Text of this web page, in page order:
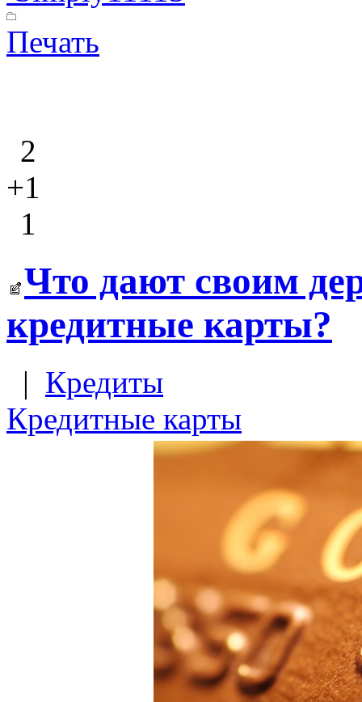
Печать
2
+1
1
Что дают своим
кредитные карты?
| Кредиты
Кредитные карты